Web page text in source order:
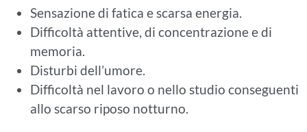
Sensazione di fatica e scarsa energia.
Difficoltà attentive, di concentrazione e di
memoria.
Disturbi dell’umore.
Difficoltà nel lavoro o nello studio conseguenti
allo scarso riposo notturno.